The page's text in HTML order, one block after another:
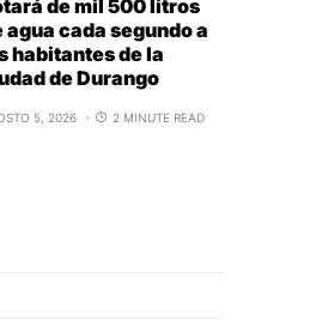
de mil 500 litros
agua cada segundo a
habitantes de la
de Durango
5, 2026 2 MINUTE READ